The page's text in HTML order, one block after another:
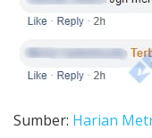
Sumber: Harian